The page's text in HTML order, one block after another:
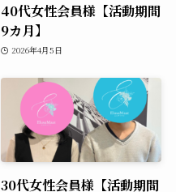
40代女性会員様【活動期間
9カ月】
2026年4月5日
30代女性会員様【活動期間